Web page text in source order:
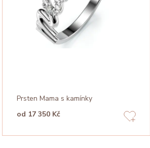
Prsten Mama s kamínky
od 17 350 Kč